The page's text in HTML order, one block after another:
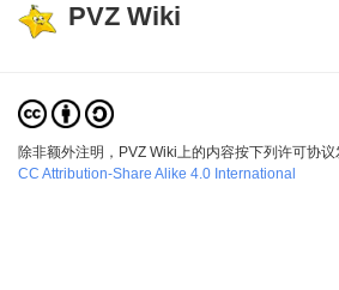
PVZ Wiki
除非额外注明，PVZ Wiki上的内容按下列许可协议
CC Attribution-Share Alike 4.0 International